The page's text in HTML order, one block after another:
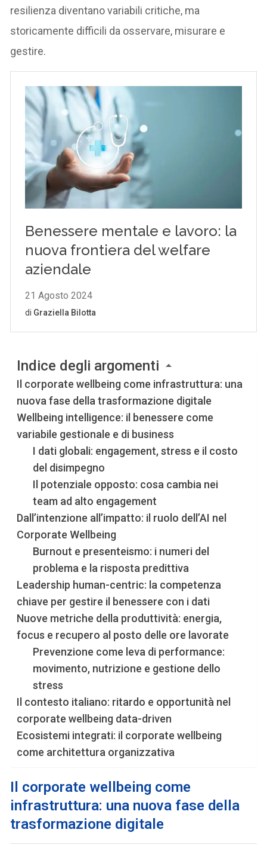
resilienza diventano variabili critiche, ma
storicamente difficili da osservare, misurare e
gestire.
Indice degli argomenti
Il corporate wellbeing come infrastruttura: una
nuova fase della trasformazione digitale
Wellbeing intelligence: il benessere come
variabile gestionale e di business
I dati globali: engagement, stress e il costo
del disimpegno
Il potenziale opposto: cosa cambia nei
team ad alto engagement
Dall’intenzione all’impatto: il ruolo dell’AI nel
Corporate Wellbeing
Burnout e presenteismo: i numeri del
problema e la risposta predittiva
Leadership human-centric: la competenza
chiave per gestire il benessere con i dati
Nuove metriche della produttività: energia,
focus e recupero al posto delle ore lavorate
Prevenzione come leva di performance:
movimento, nutrizione e gestione dello
stress
Il contesto italiano: ritardo e opportunità nel
corporate wellbeing data-driven
Ecosistemi integrati: il corporate wellbeing
come architettura organizzativa
Il corporate wellbeing come
infrastruttura: una nuova fase della
trasformazione digitale